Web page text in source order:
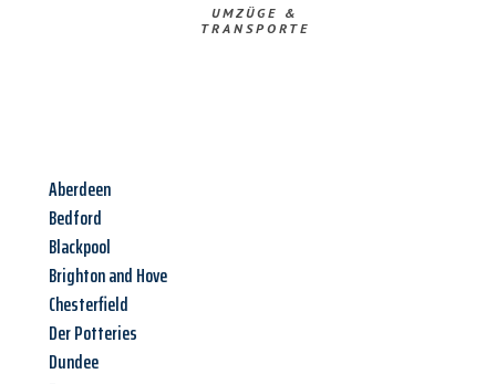
UMZÜGE &
TRANSPORTE
Aberdeen
Bedford
Blackpool
Brighton and Hove
Chesterfield
Der Potteries
Dundee